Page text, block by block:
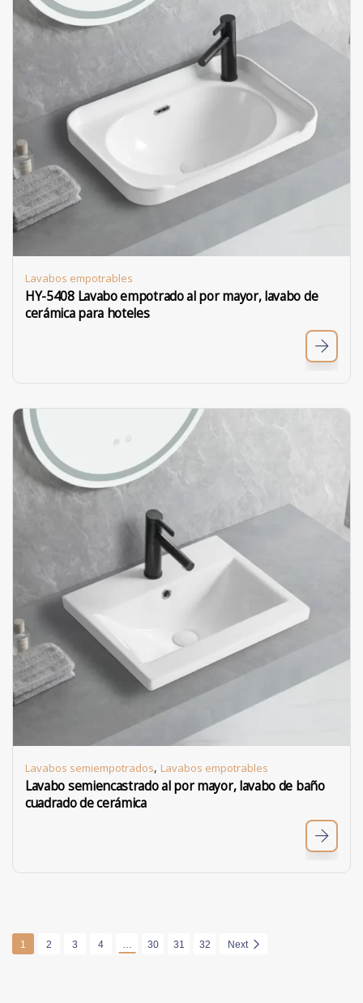
Lavabos empotrables
HY-5408 Lavabo empotrado al por mayor, lavabo de
cerámica para hoteles
Lavabos semiempotrados, Lavabos empotrables
Lavabo semiencastrado al por mayor, lavabo de baño
cuadrado de cerámica
1 2 3 4 … 30 31 32 Next